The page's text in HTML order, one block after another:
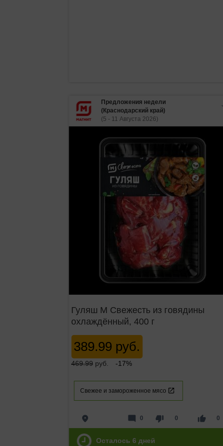
Предложения недели
(Краснодарский край)
(5 - 11 Августа 2026)
Гуляш М Свежесть из говядины
охлаждённый, 400 г
389.99 руб.
469.99 руб. -17%
Свежее и замороженное мясо
place thumb_down 0 thumb_up 0
mode_comment 0
Осталось 6 дней